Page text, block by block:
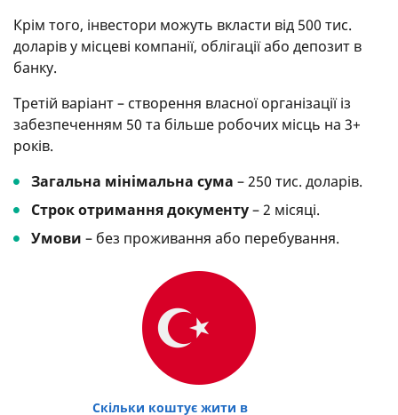
Крім того, інвестори можуть вкласти від 500 тис.
доларів у місцеві компанії, облігації або депозит в
банку.
Третій варіант – створення власної організації із
забезпеченням 50 та більше робочих місць на 3+
років.
Загальна мінімальна сума – 250 тис. доларів.
Строк отримання документу– 2 місяці.
Умови – без проживання або перебування.
Скільки коштує жити в